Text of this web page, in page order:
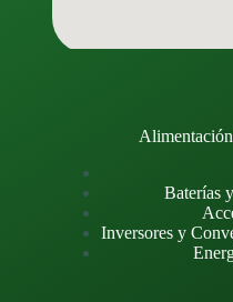
Baterías
Inversores y